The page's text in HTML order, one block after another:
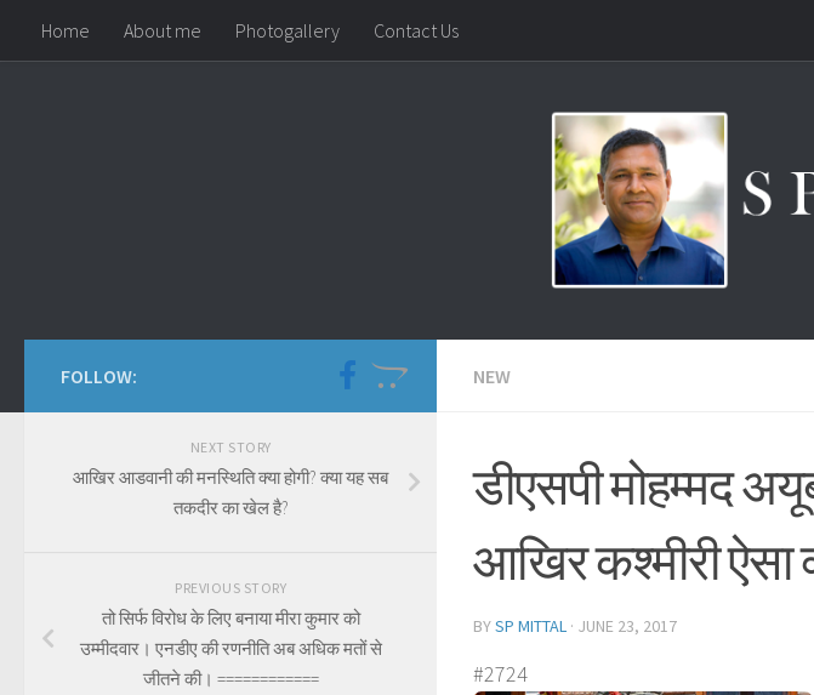
Skip to content
Home About me Photogallery Contact Us
NEW
डीएसपी मोहम्मद
आखिर कश्मीरी ऐसा
BYSP MITTAL · JUNE 23, 2017
#2724
FOLLOW:
NEXT STORY
आखिर आडवानी की मनस्थिति क्या होगी? क्या यह सब
तकदीर का खेल है?
PREVIOUS STORY
तो सिर्फ विरोध के लिए बनाया मीरा कुमार को
उम्मीदवार। एनडीए की रणनीति अब अधिक मतों से
जीतने की। ============